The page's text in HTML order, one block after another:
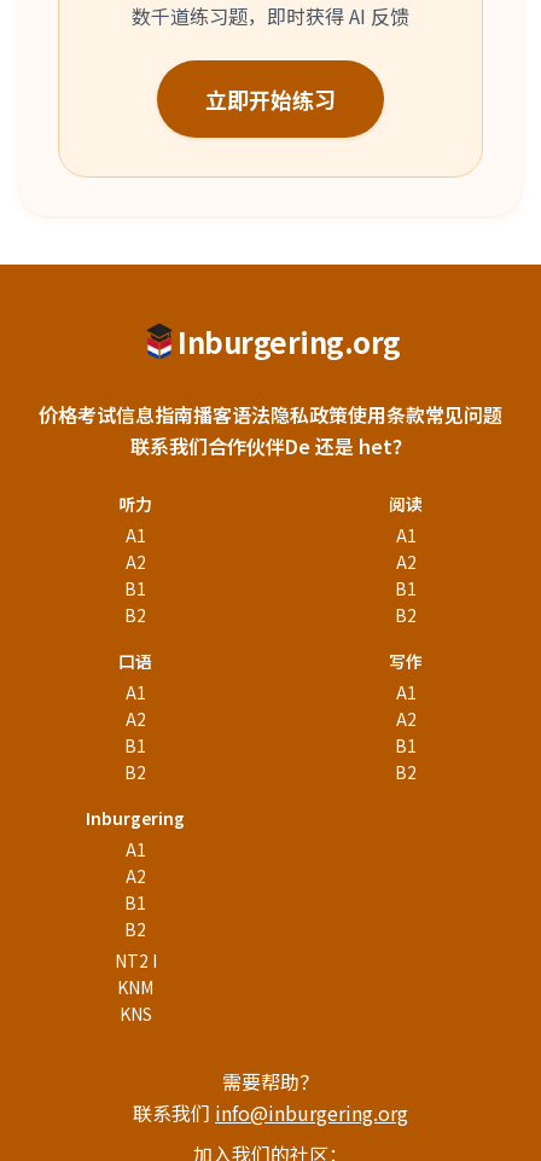
数千道练习题，即时获得 AI 反馈
立即开始练习
Inburgering.org
价格考试信息指南播客语法隐私政策使用条款常见问题
联系我们合作伙伴De 还是 het？
听力
A1
A2
B1
B2
阅读
A1
A2
B1
B2
口语
A1
A2
B1
B2
写作
A1
A2
B1
B2
Inburgering
A1
A2
B1
B2
NT2 I
KNM
KNS
需要帮助？
联系我们 info@inburgering.org
加入我们的社区：